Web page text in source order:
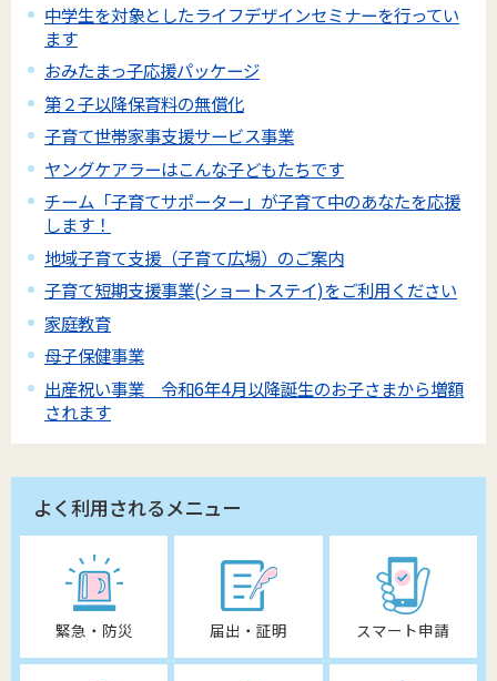
中学生を対象としたライフデザインセミナーを行ってい
ます
おみたまっ子応援パッケージ
第２子以降保育料の無償化
子育て世帯家事支援サービス事業
ヤングケアラーはこんな子どもたちです
チーム「子育てサポーター」が子育て中のあなたを応援
します！
地域子育て支援（子育て広場）のご案内
子育て短期支援事業(ショートステイ)をご利用ください
家庭教育
母子保健事業
出産祝い事業 令和6年4月以降誕生のお子さまから増額
されます
よく利用されるメニュー
緊急・防災 届出・証明 スマート申請